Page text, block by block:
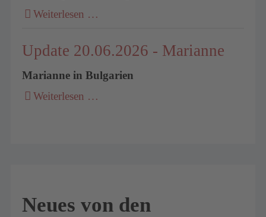
Weiterlesen …
Update 20.06.2026 - Marianne
Marianne in Bulgarien
Weiterlesen …
Neues von den